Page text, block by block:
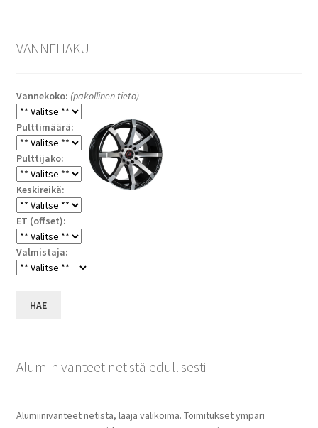
VANNEHAKU
Vannekoko: (pakollinen tieto)
Pulttimäärä:
Pulttijako:
Keskireikä:
ET (offset):
Valmistaja:
HAE
Alumiinivanteet netistä edullisesti
Alumiinivanteet netistä, laaja valikoima. Toimitukset ympäri